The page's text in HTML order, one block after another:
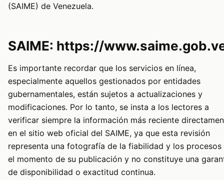
(SAIME) de Venezuela.
SAIME: https://
Es importante recordar que los servicios en línea,
especialmente aquellos gestionados por entidades
gubernamentales, están sujetos a actualizaciones y
modificaciones. Por lo tanto, se insta a los lectores a
verificar siempre la información más reciente
en el sitio web oficial del SAIME, ya que esta revisión
representa una fotografía de la fiabilidad y los procesos
el momento de su publicación y no constituye una
de disponibilidad o exactitud continua.